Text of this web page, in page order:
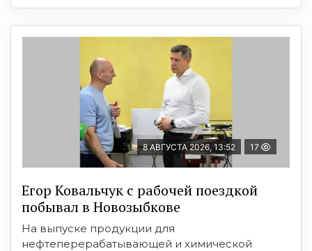
8 АВГУСТА 2026, 13:52 17
Егор Ковальчук с рабочей поездкой
побывал в Новозыбкове
На выпуске продукции для
нефтеперерабатывающей и химической